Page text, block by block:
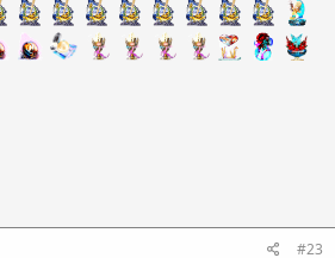
#23